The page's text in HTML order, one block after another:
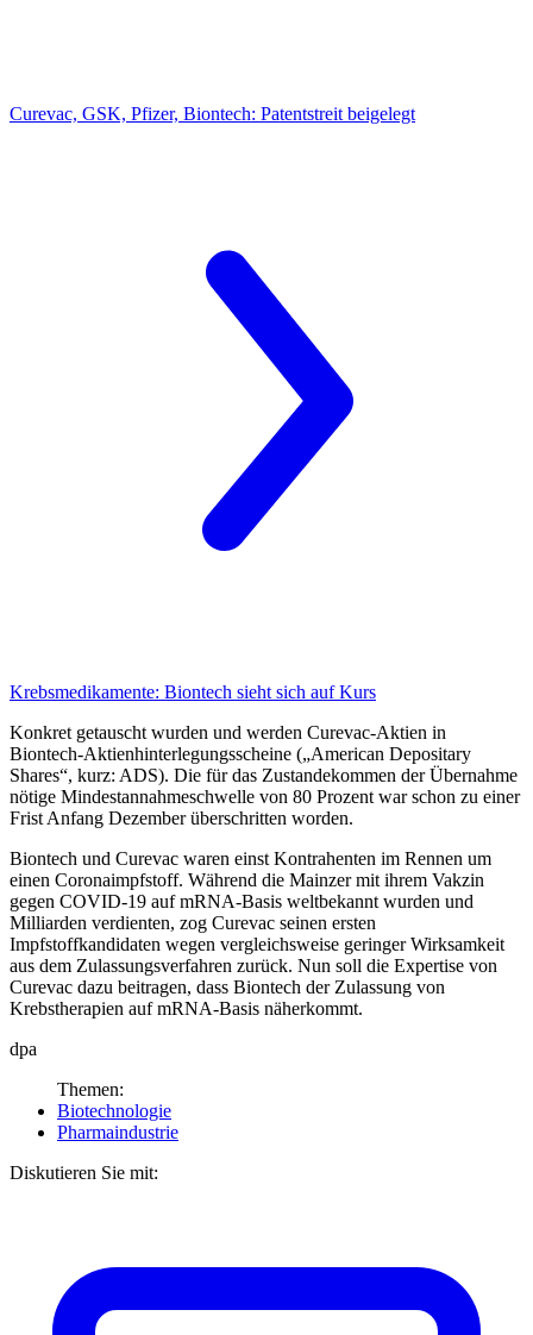
Curevac, GSK, Pfizer, Biontech: Patentstreit beigelegt
Krebsmedikamente: Biontech sieht sich auf Kurs
Konkret getauscht wurden und werden Curevac-Aktien in
Biontech-Aktienhinterlegungsscheine („American Depositary
Shares“, kurz: ADS). Die für das Zustandekommen der Übernahme
nötige Mindestannahmeschwelle von 80 Prozent war schon zu einer
Frist Anfang Dezember überschritten worden.
Biontech und Curevac waren einst Kontrahenten im Rennen um
einen Coronaimpfstoff. Während die Mainzer mit ihrem Vakzin
gegen COVID-19 auf mRNA-Basis weltbekannt wurden und
Milliarden verdienten, zog Curevac seinen ersten
Impfstoffkandidaten wegen vergleichsweise geringer Wirksamkeit
aus dem Zulassungsverfahren zurück. Nun soll die Expertise von
Curevac dazu beitragen, dass Biontech der Zulassung von
Krebstherapien auf mRNA-Basis näherkommt.
dpa
Themen:
Biotechnologie
Pharmaindustrie
Diskutieren Sie mit: